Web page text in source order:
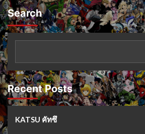
Search
Recent Posts
KATSU คัทซึ